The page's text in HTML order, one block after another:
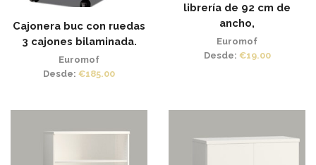
Cajonera buc con ruedas
3 cajones bilaminada.
Euromof
Desde: €185.00
librería de 92 cm de
ancho,
Euromof
Desde: €19.00